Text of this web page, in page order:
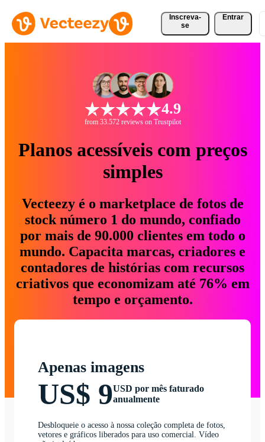
Inscreva-
se
Entrar
4.9
from 33.572 reviews on Trustpilot
Planos acessíveis com preços
simples
Vecteezy é o marketplace de fotos de
stock número 1 do mundo, confiado
por mais de 90.000 clientes em todo o
mundo. Capacita marcas, criadores e
contadores de histórias com recursos
criativos que economizam até 76% em
tempo e orçamento.
Apenas imagens
US$ 9USD por mês faturado
anualmente
Desbloqueie o acesso à nossa coleção completa de fotos,
vetores e gráficos liberados para uso comercial. Vídeo